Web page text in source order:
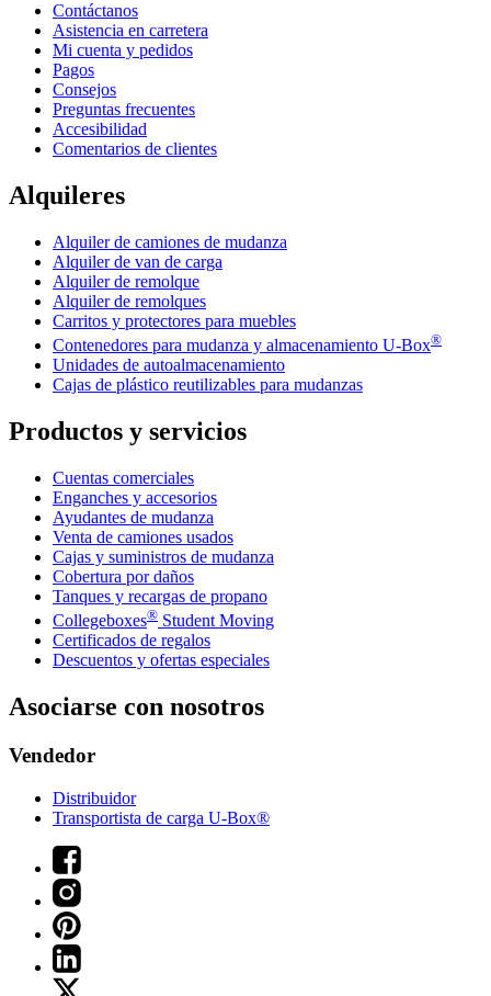
Contáctanos
Asistencia en carretera
Mi cuenta y pedidos
Pagos
Consejos
Preguntas frecuentes
Accesibilidad
Comentarios de clientes
Alquileres
Alquiler de camiones de mudanza
Alquiler de van de carga
Alquiler de remolque
Alquiler de remolques
Carritos y protectores para muebles
Contenedores para mudanza y almacenamiento U-Box®
Unidades de autoalmacenamiento
Cajas de plástico reutilizables para mudanzas
Productos y servicios
Cuentas comerciales
Enganches y accesorios
Ayudantes de mudanza
Venta de camiones usados
Cajas y suministros de mudanza
Cobertura por daños
Tanques y recargas de propano
Collegeboxes® Student Moving
Certificados de regalos
Descuentos y ofertas especiales
Asociarse con nosotros
Vendedor
Distribuidor
Transportista de carga U-Box®